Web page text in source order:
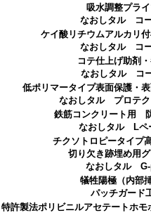
吸水調整プラ
なおしタル コ
ケイ酸リチウムアルカリ
なおしタル コ
コテ仕上げ助剤
なおしタル コ
低ポリマータイプ表面保護・
なおしタル プロテク
鉄筋コンクリート用
なおしタル Lペ
チクソトロピータイプ
切り欠き跡埋め用
なおしタル
犠牲陽極（内部
パッチガード
特許製法ポリビニルアセテートホモ